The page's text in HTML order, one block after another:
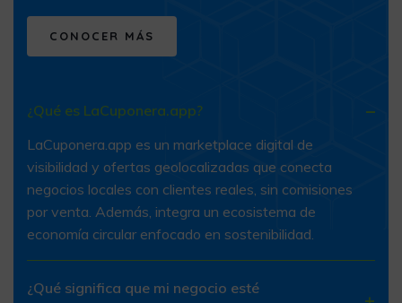
CONOCER MÁS
¿Qué es LaCuponera.app?
LaCuponera.app es un marketplace digital de
visibilidad y ofertas geolocalizadas que conecta
negocios locales con clientes reales, sin comisiones
por venta. Además, integra un ecosistema de
economía circular enfocado en sostenibilidad.
¿Qué significa que mi negocio esté